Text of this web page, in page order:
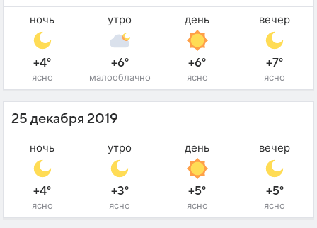
ночь
+4°
ясно
утро
+6°
малооблачно
день
+6°
ясно
вечер
+7°
ясно
25 декабря 2019
ночь
+4°
ясно
утро
+3°
ясно
день
+5°
ясно
вечер
+5°
ясно